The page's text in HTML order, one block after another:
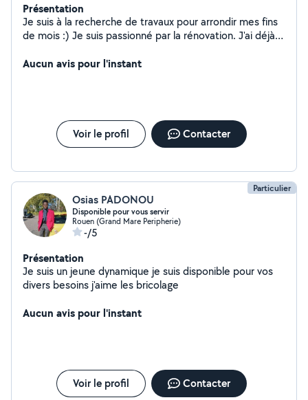
Présentation
Je suis à la recherche de travaux pour arrondir mes fins
de mois :) Je suis passionné par la rénovation. J'ai déjà
- de la peinture murs et plafonds - poser du parquet,
un meuble sur mesure - poser une cuisine Efficace pour
de petites interventions comme pour un projet sur
mesure.
Aucun avis pour l'instant
Voir le profil Contacter
Particulier
Osias PADONOU
Disponible pour vous servir
Rouen (Grand Mare Peripherie)
-/5
Présentation
Je suis un jeune dynamique je suis disponible pour vos
divers besoins j'aime les bricolage
Aucun avis pour l'instant
Voir le profil Contacter